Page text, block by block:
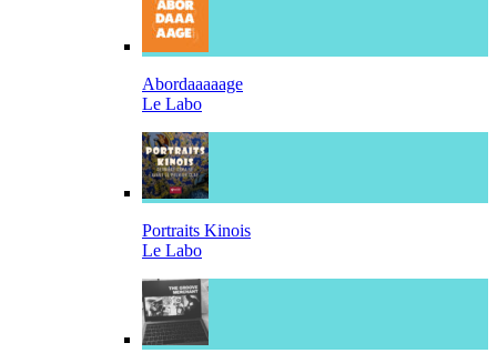
Abordaaaaage
Le Labo
Portraits Kinois
Le Labo